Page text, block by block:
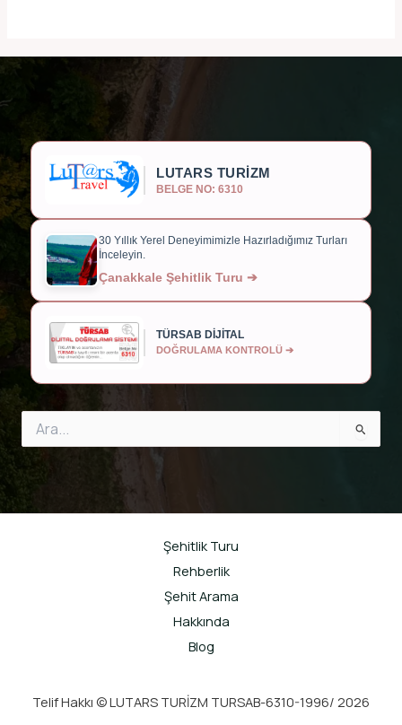
LUTARS TURİZM
BELGE NO: 6310
30 Yıllık Yerel Deneyimimizle Hazırladığımız Turları
İnceleyin.
Çanakkale Şehitlik Turu ➔
TÜRSAB DİJİTAL
DOĞRULAMA KONTROLÜ ➔
for:
Şehitlik Turu
Rehberlik
Şehit Arama
Hakkında
Blog
Telif Hakkı © LUTARS TURİZM TURSAB-6310-1996/ 2026